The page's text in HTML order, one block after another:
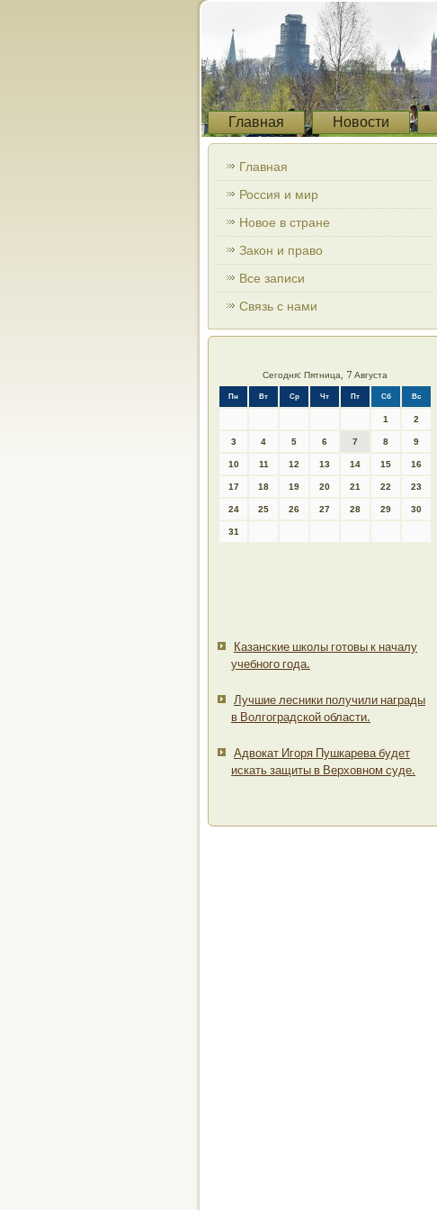
Главная Новости
Главная
Россия и мир
Новое в стране
Закон и право
Все записи
Связь с нами
Сегодня: Пятница, 7 Августа
Пн Вт Ср Чт Пт Сб Вс
1 2
3 4 5 6 7 8 9
10 11 12 13 14 15 16
17 18 19 20 21 22 23
24 25 26 27 28 29 30
31
Казанские школы готовы к началу
учебного года.
Лучшие лесники получили награды
в Волгоградской области.
Адвокат Игоря Пушкарева будет
искать защиты в Верховном суде.